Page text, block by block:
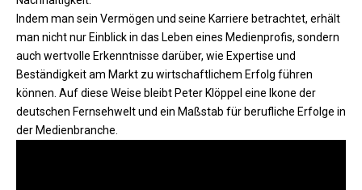
Indem man sein Vermögen und seine Karriere betrachtet, erhält
man nicht nur Einblick in das Leben eines Medienprofis, sondern
auch wertvolle Erkenntnisse darüber, wie Expertise und
Beständigkeit am Markt zu wirtschaftlichem Erfolg führen
können. Auf diese Weise bleibt Peter Klöppel eine Ikone der
deutschen Fernsehwelt und ein Maßstab für berufliche Erfolge in
der Medienbranche.